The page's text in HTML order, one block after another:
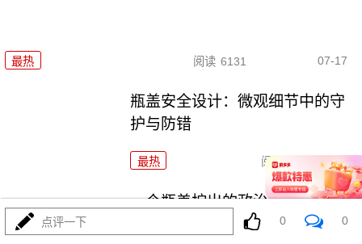
最热 阅读 6131 07-17
瓶盖安全设计：微观细节中的守
护与防错
最热 阅读 4719
一个瓶盖拧出的政治与环保隐喻
点评一下 0 0